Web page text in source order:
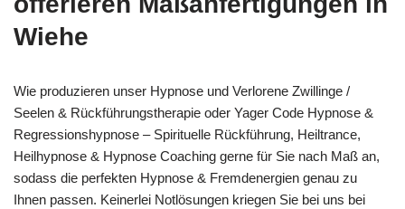
Wiehe
Wie produzieren unser Hypnose und Verlorene Zwillinge /
Seelen & Rückführungstherapie oder Yager Code Hypnose &
Regressionshypnose – Spirituelle Rückführung, Heiltrance,
Heilhypnose & Hypnose Coaching gerne für Sie nach Maß an,
sodass die perfekten Hypnose & Fremdenergien genau zu
Ihnen passen. Keinerlei Notlösungen kriegen Sie bei uns bei